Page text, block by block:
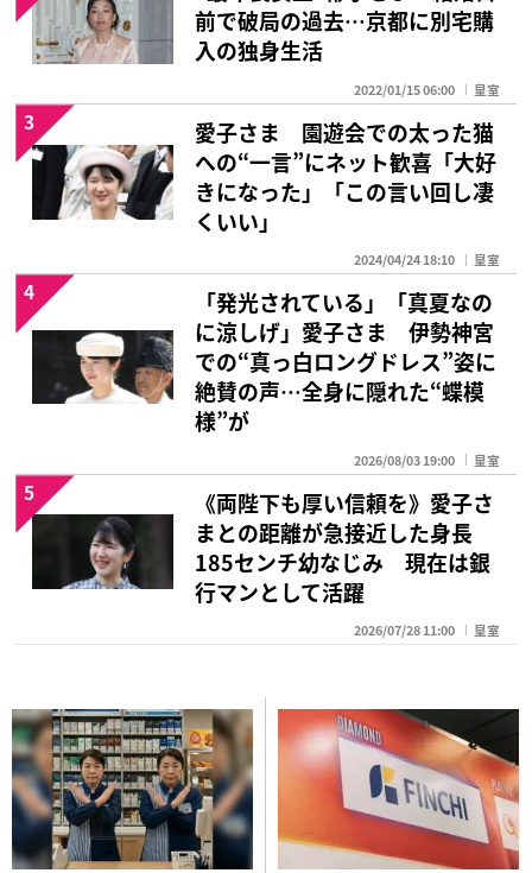
前で破局の過去…京都に別宅購
入の独身生活
2022/01/15 06:00 皇室
愛子さま 園遊会での太った猫
への“一言”にネット歓喜「大好
きになった」「この言い回し凄
くいい」
2024/04/24 18:10 皇室
3
「発光されている」「真夏なの
に涼しげ」愛子さま 伊勢神宮
での“真っ白ロングドレス”姿に
絶賛の声…全身に隠れた“蝶模
様”が
2026/08/03 19:00 皇室
4
《両陛下も厚い信頼を》愛子さ
まとの距離が急接近した身長
185センチ幼なじみ 現在は銀
行マンとして活躍
2026/07/28 11:00 皇室
5